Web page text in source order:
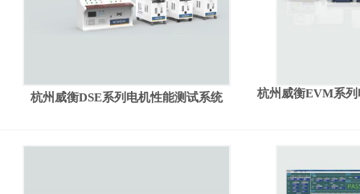
杭州威衡DSE系列电机性能测试系统 杭州威衡EVM系